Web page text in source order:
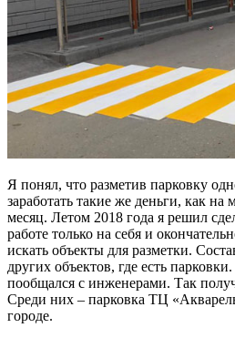
Я понял, что разметив парковку
заработать такие же деньги, как на
месяц. Летом 2018 года я решил
работе только на себя и
искать объекты для разметки.
других объектов, где есть
пообщался с инженерами. Так
Среди них – парковка ТЦ
городе.